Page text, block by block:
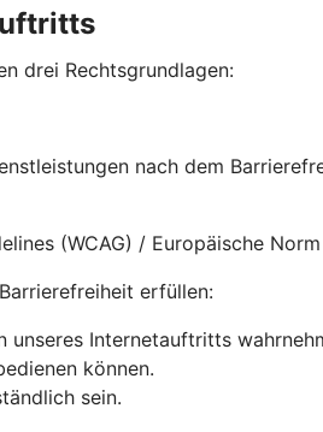
drei Rechtsgrundlagen:
nach dem
(WCAG) / Europäische
erfüllen:
Internetauftritts
können.
sein.